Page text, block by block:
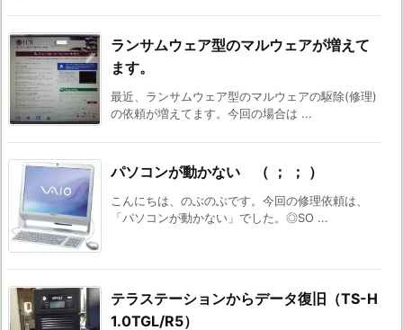
ランサムウェア型のマルウェアが増えて
ます。
最近、ランサムウェア型のマルウェアの駆除(修理)
の依頼が増えてます。今回の場合は ...
パソコンが動かない （ ； ； ）
こんにちは、のぶのぶです。今回の修理依頼は、
「パソコンが動かない」でした。◎SO ...
テラステーションからデータ復旧（TS-H
1.0TGL/R5）